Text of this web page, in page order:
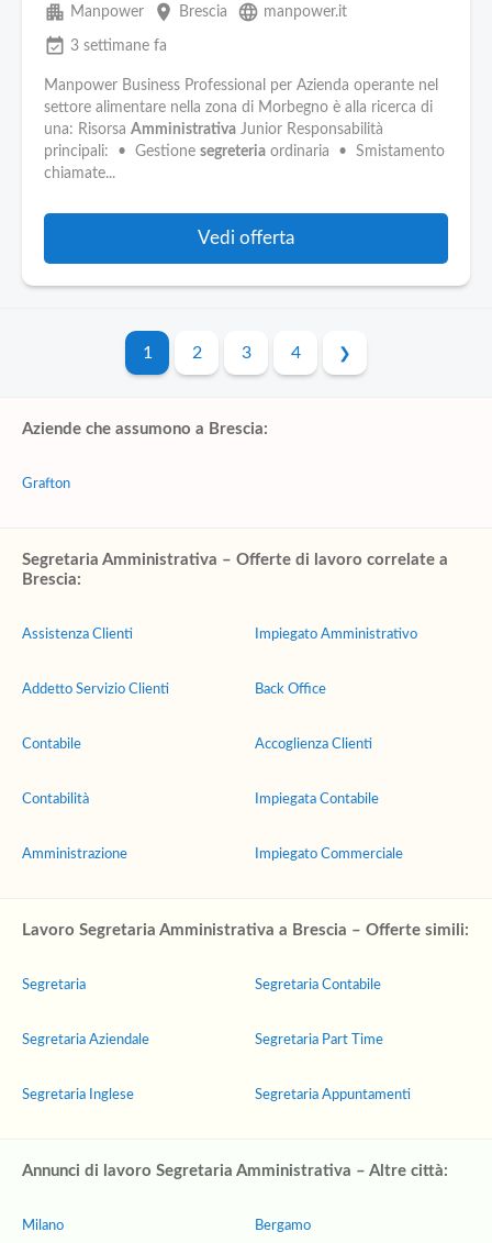
apartment Manpower place Brescia language manpower.it
event_available 3 settimane fa
Manpower Business Professional per Azienda operante nel
settore alimentare nella zona di Morbegno è alla ricerca di
una: Risorsa Amministrativa Junior Responsabilità
principali: • Gestione segreteria ordinaria • Smistamento
chiamate...
Vedi offerta
1 2 3 4
Aziende che assumono a Brescia:
Grafton
Segretaria Amministrativa – Offerte di lavoro correlate a
Brescia:
Assistenza Clienti
Addetto Servizio Clienti
Contabile
Contabilità
Amministrazione
Impiegato Amministrativo
Back Office
Accoglienza Clienti
Impiegata Contabile
Impiegato Commerciale
Lavoro Segretaria Amministrativa a Brescia – Offerte simili:
Segretaria
Segretaria Aziendale
Segretaria Inglese
Segretaria Contabile
Segretaria Part Time
Segretaria Appuntamenti
Annunci di lavoro Segretaria Amministrativa – Altre città:
Milano Bergamo